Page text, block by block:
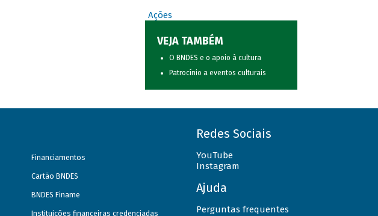
Ações
VEJA TAMBÉM
O BNDES e o apoio à cultura
Patrocínio a eventos culturais
Financiamentos
Cartão BNDES
BNDES Finame
Instituições financeiras credenciadas
Redes Sociais
YouTube
Instagram
Ajuda
Perguntas frequentes